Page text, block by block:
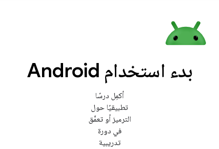
بدء استخدام Android
أكمِل درسًا
تطبيقيًا حول
الترميز أو تعمَّق
في دورة
تدريبية